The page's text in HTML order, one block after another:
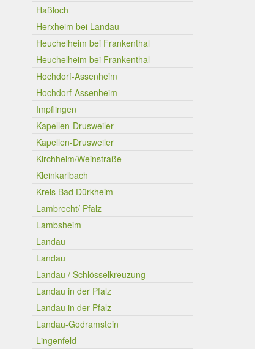
Haßloch
Herxheim bei Landau
Heuchelheim bei Frankenthal
Heuchelheim bei Frankenthal
Hochdorf-Assenheim
Hochdorf-Assenheim
Impflingen
Kapellen-Drusweiler
Kapellen-Drusweiler
Kirchheim/Weinstraße
Kleinkarlbach
Kreis Bad Dürkheim
Lambrecht/ Pfalz
Lambsheim
Landau
Landau
Landau / Schlösselkreuzung
Landau in der Pfalz
Landau in der Pfalz
Landau-Godramstein
Lingenfeld